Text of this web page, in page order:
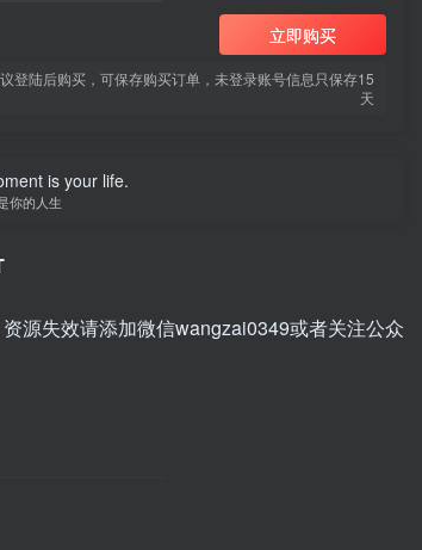
立即购买
登陆后购买，可保存购买订单，未登录账号信息只保存15
天
is your life.
你的人生
源失效请添加微信wangzai0349或者关注公众